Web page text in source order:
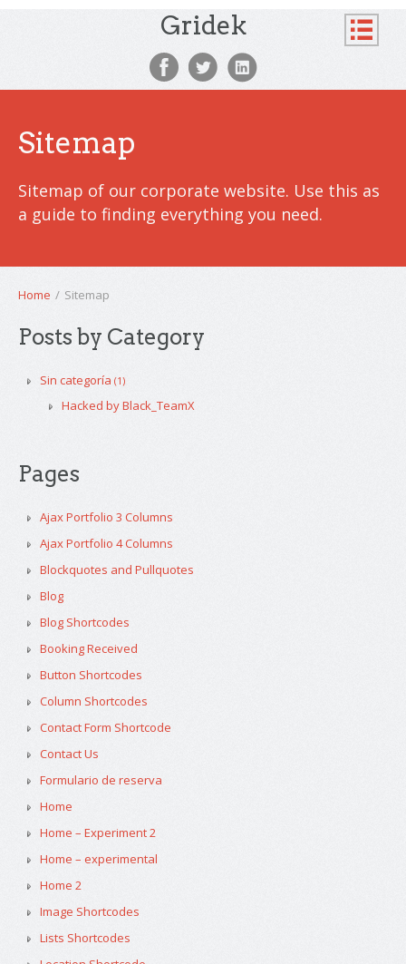
Gridek
Sitemap
Sitemap of our corporate website. Use this as
a guide to finding everything you need.
Home / Sitemap
Posts by Category
Sin categoría (1)
Hacked by Black_TeamX
Pages
Ajax Portfolio 3 Columns
Ajax Portfolio 4 Columns
Blockquotes and Pullquotes
Blog
Blog Shortcodes
Booking Received
Button Shortcodes
Column Shortcodes
Contact Form Shortcode
Contact Us
Formulario de reserva
Home
Home – Experiment 2
Home – experimental
Home 2
Image Shortcodes
Lists Shortcodes